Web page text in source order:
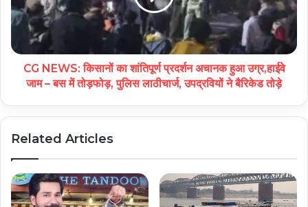
CG NEWS: किसानों का शांतिपूर्ण प्रदर्शन अचानक हुआ उग्र,हाईवे
जाम – बस में तोड़फोड़, पुलिस लाठीचार्ज, उपद्रवियों ने बैरिकेड तोड़े
Related Articles